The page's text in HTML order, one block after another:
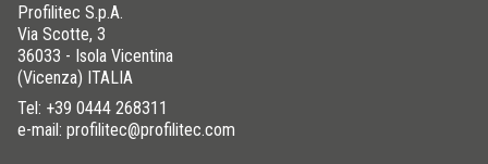
Profilitec S.p.A.
Via Scotte, 3
36033 - Isola Vicentina
(Vicenza) ITALIA
Tel: +39 0444 268311
e-mail: profilitec@profilitec.com